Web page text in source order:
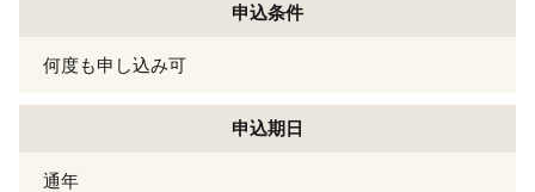
申込条件
何度も申し込み可
申込期日
通年